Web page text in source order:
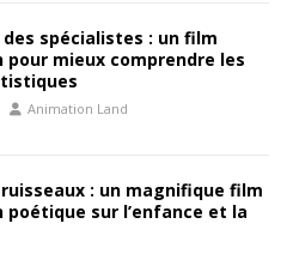
des spécialistes : un film
pour mieux comprendre les
Animation Land
ruisseaux : un magnifique film
poétique sur l’enfance et la